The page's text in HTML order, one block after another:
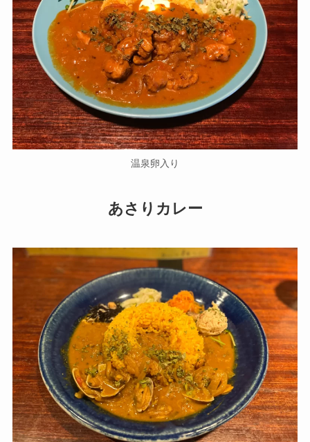
温泉卵入り
あさりカレー